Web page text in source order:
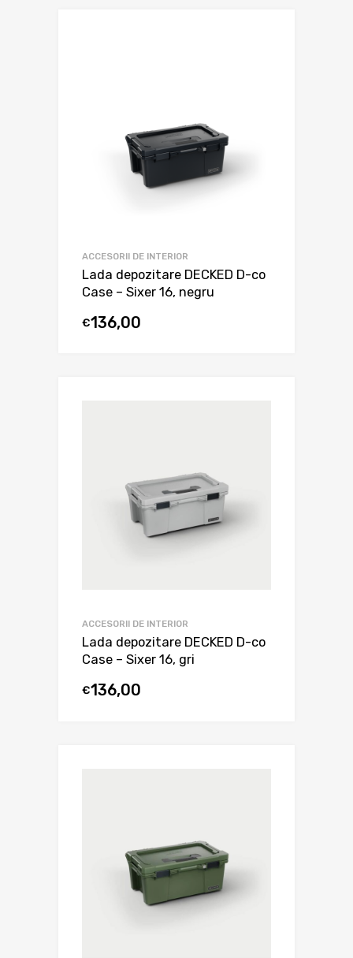
ACCESORII DE INTERIOR
Lada depozitare DECKED D-co
Case – Sixer 16, negru
€136,00
ACCESORII DE INTERIOR
Lada depozitare DECKED D-co
Case – Sixer 16, gri
€136,00